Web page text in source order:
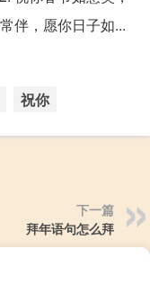
伴，愿你日子如...
祝你
下一篇
拜年语句怎么拜